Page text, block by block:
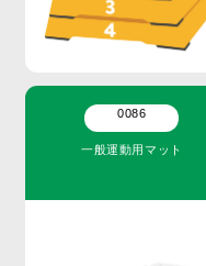
0086
一般運動用マット